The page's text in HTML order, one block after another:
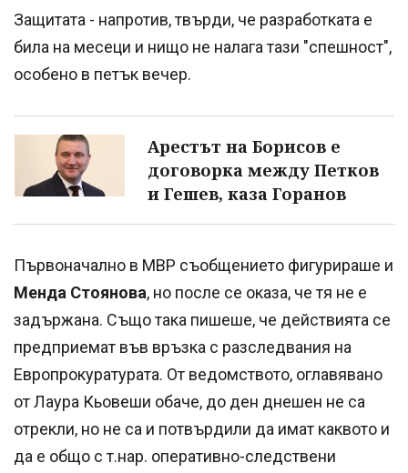
Защитата - напротив, твърди, че разработката е
била на месеци и нищо не налага тази "спешност",
особено в петък вечер.
Арестът на Борисов е
договорка между Петков
и Гешев, каза Горанов
Първоначално в МВР съобщението фигурираше и
Менда Стоянова, но после се оказа, че тя не е
задържана. Също така пишеше, че действията се
предприемат във връзка с разследвания на
Европрокуратурата. От ведомството, оглавявано
от Лаура Кьовеши обаче, до ден днешен не са
отрекли, но не са и потвърдили да имат каквото и
да е общо с т.нар. оперативно-следствени